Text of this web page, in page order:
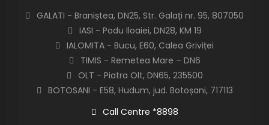
GALATI - Braniștea, DN25, Str. Galați nr. 95, 807050
IASI - Podu Iloaiei, DN28, KM 19
IALOMITA - Bucu, E60, Calea Griviței
TIMIS - Remetea Mare – DN6
OLT - Piatra Olt, DN65, 235500
BOTOSANI - E58, Hudum, jud. Botoșani, 717113
Call Centre *8898